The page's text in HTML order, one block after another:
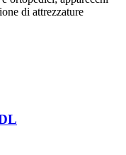
di attrezzature